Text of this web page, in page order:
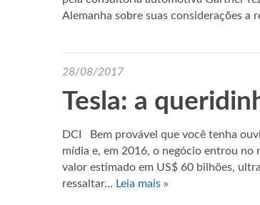
Alemanha sobre suas considerações a
28/08/2017
Tesla: a
DCI Bem provável que você tenha
mídia e, em 2016, o negócio entrou no
valor estimado em US$ 60 bilhões,
ressaltar… Leia mais »